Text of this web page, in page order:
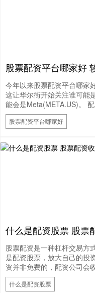
今年以来股票配资平台哪家
这让华尔街开始关注谁可
能会是Meta(META.US)。
股票配资平台哪家好
股票配资是一种杠杆交易方
是配资股票，放大自己的投
资并非免费的，配资公司会
什么是配资股票